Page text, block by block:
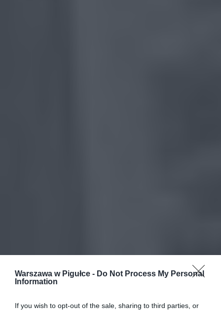
Warszawa w Pigułce - Do Not Process My Personal
Information
If you wish to opt-out of the sale, sharing to third parties, or